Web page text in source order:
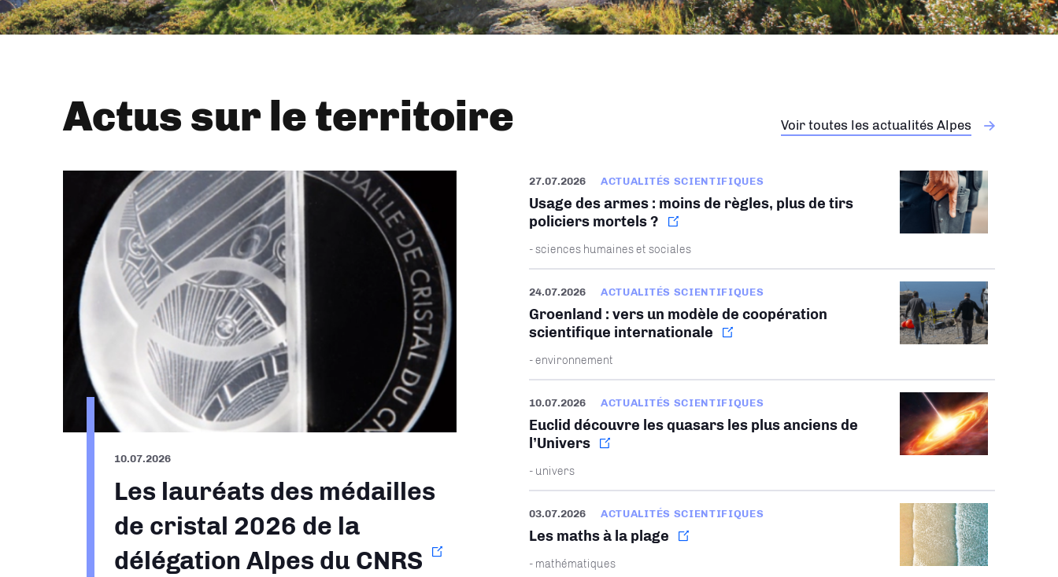
Actus sur le territoire Voir toutes les actualités Alpes
10.07.2026
Les lauréats des médailles
de cristal 2026 de la
délégation Alpes du CNRS
27.07.2026 ACTUALITÉS SCIENTIFIQUES
Usage des armes : moins de règles, plus de tirs
policiers mortels ?
- sciences humaines et sociales
24.07.2026 ACTUALITÉS SCIENTIFIQUES
Groenland : vers un modèle de coopération
scientifique internationale
- environnement
10.07.2026 ACTUALITÉS SCIENTIFIQUES
Euclid découvre les quasars les plus anciens de
l’Univers
- univers
03.07.2026 ACTUALITÉS SCIENTIFIQUES
Les maths à la plage
- mathématiques